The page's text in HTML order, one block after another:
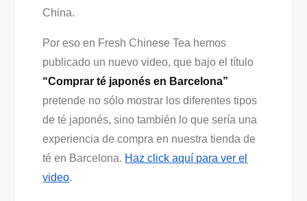
China.
Por eso en Fresh Chinese Tea hemos
publicado un nuevo video, que bajo el título
“Comprar té japonés en Barcelona”
pretende no sólo mostrar los diferentes tipos
de té japonés, sino también lo que sería una
experiencia de compra en nuestra tienda de
té en Barcelona. Haz click aquí para ver el
video.